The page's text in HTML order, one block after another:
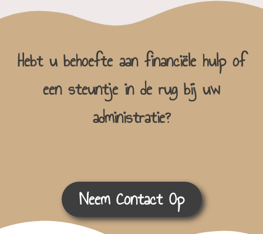
Hebt u behoefte aan financiële hulp of
een steuntje in de rug bij uw
administratie?
Neem Contact Op